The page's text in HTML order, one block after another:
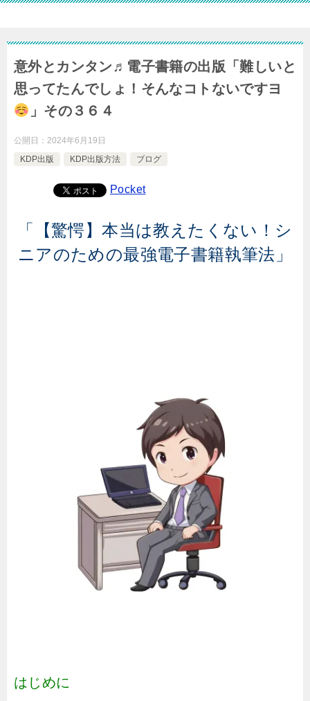
意外とカンタン♬電子書籍の出版「難しいと
思ってたんでしょ！そんなコトないですヨ
」その３６４
公開日： 2024年6月19日
KDP出版
KDP出版方法 ブログ
Pocket
「【驚愕】本当は教えたくない！シ
ニアのための最強電子書籍執筆法」
はじめに